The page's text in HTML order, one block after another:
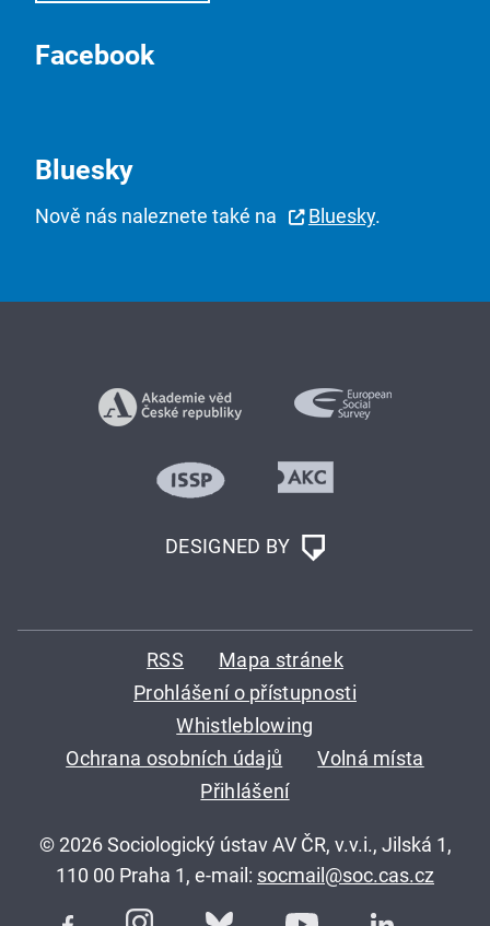
Facebook
Bluesky
Nově nás naleznete také na Bluesky.
DESIGNED BY
RSS
Mapa stránek
Prohlášení o přístupnosti
Whistleblowing
Ochrana osobních údajů
Volná místa
Přihlášení
© 2026 Sociologický ústav AV ČR, v.v.i., Jilská 1,
110 00 Praha 1, e-mail: socmail@soc.cas.cz